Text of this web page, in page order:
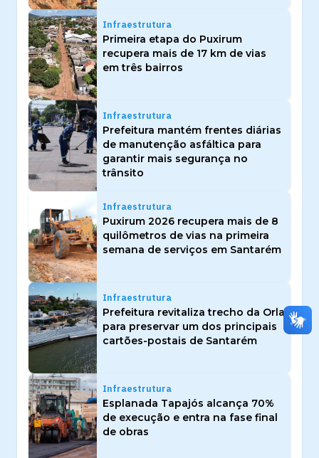
Infraestrutura
Primeira etapa do Puxirum
recupera mais de 17 km de vias
em três bairros
Infraestrutura
Prefeitura mantém frentes diárias
de manutenção asfáltica para
garantir mais segurança no
trânsito
Infraestrutura
Puxirum 2026 recupera mais de 8
quilômetros de vias na primeira
semana de serviços em Santarém
Infraestrutura
Prefeitura revitaliza trecho da Orla
para preservar um dos principais
cartões-postais de Santarém
Infraestrutura
Esplanada Tapajós alcança 70%
de execução e entra na fase final
de obras